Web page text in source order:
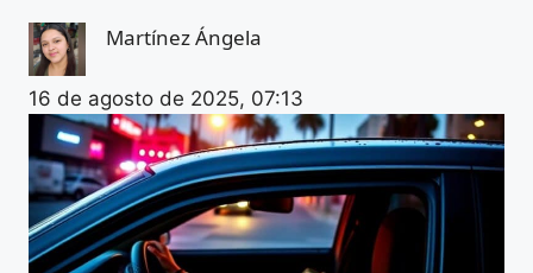
Martínez Ángela
16 de agosto de 2025, 07:13